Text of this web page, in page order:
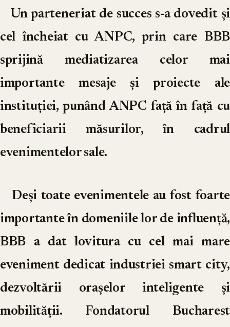
Un parteneriat de succes s-a dovedit și
cel încheiat cu ANPC, prin care BBB
sprijină mediatizarea celor mai
importante mesaje și proiecte ale
instituției, punând ANPC față în față cu
beneficiarii măsurilor, în cadrul
evenimentelor sale.
Deși toate evenimentele au fost foarte
importante în domeniile lor de influență,
BBB a dat lovitura cu cel mai mare
eveniment dedicat industriei smart city,
dezvoltării orașelor inteligente și
mobilității. Fondatorul Bucharest